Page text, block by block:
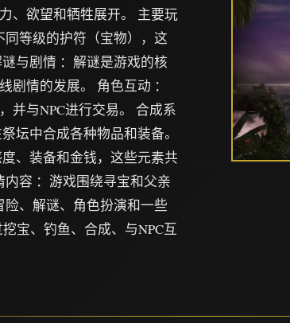
、欲望和牺牲展开。 主要玩
等级的护符（宝物），这
与剧情 ：解谜是游戏的核
情的发展。 角色互动 ：
并与NPC进行交易。 合成系
坛中合成各种物品和装备。
、装备和金钱，这些元素共
容 ：游戏围绕寻宝和父亲
、解谜、角色扮演和一些
宝、钓鱼、合成、与NPC互